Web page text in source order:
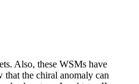
Also, these WSMs have
that the chiral anomaly can